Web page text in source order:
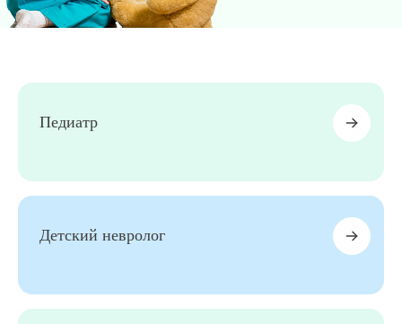
8 (863) 309-05-06
ЗАКАЗАТЬ ЗВОНОК
Педиатр
Детский невролог